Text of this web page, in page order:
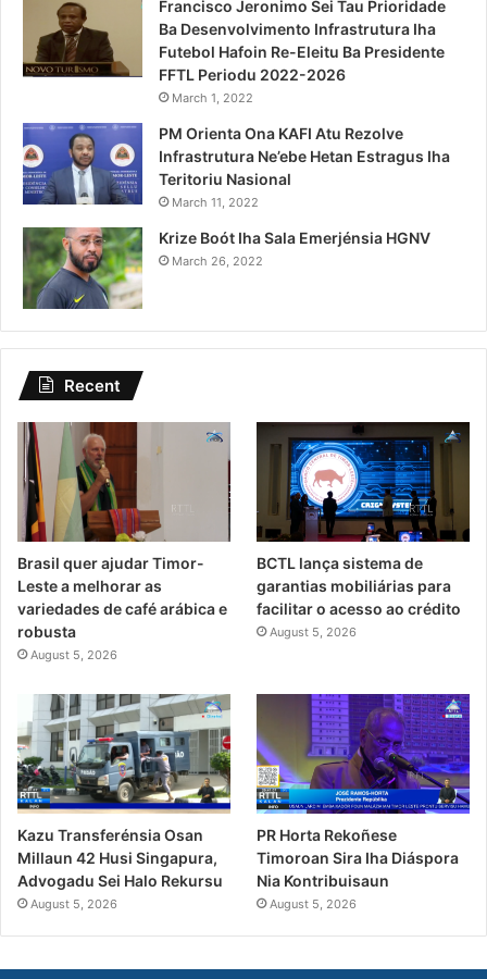
Francisco Jeronimo Sei Tau Prioridade
Ba Desenvolvimento Infrastrutura Iha
Futebol Hafoin Re-Eleitu Ba Presidente
FFTL Periodu 2022-2026
March 1, 2022
PM Orienta Ona KAFI Atu Rezolve
Infrastrutura Ne’ebe Hetan Estragus Iha
Teritoriu Nasional
March 11, 2022
Krize Boót Iha Sala Emerjénsia HGNV
March 26, 2022
Recent
Brasil quer ajudar Timor-
Leste a melhorar as
variedades de café arábica e
robusta
August 5, 2026
BCTL lança sistema de
garantias mobiliárias para
facilitar o acesso ao crédito
August 5, 2026
Kazu Transferénsia Osan
Millaun 42 Husi Singapura,
Advogadu Sei Halo Rekursu
August 5, 2026
PR Horta Rekoñese
Timoroan Sira Iha Diáspora
Nia Kontribuisaun
August 5, 2026